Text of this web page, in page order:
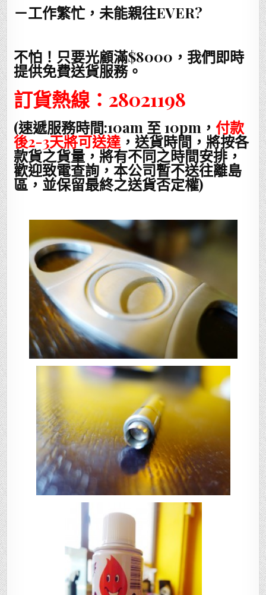
－工作繁忙，未能親往EVER?
不怕！只要光顧滿$8000，我們即時
提供免費送貨服務。
訂貨熱線：28021198
(速遞服務時間:10am 至 10pm，付款
後2-3天將可送達 ，送貨時間，將按各
款貨之貨量，將有不同之時間安排，
歡迎致電查詢，本公司暫不送往離島
區，並保留最終之送貨否定權)